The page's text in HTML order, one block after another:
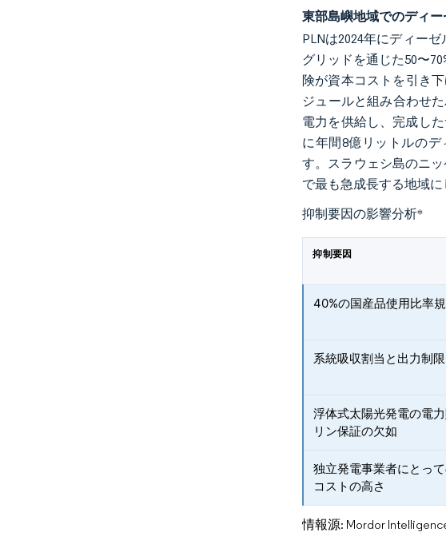
東部島嶼地域でのディ
PLNは2024年にディー
グリッドを通じた50〜
険が資本コストを引き
ジュールと組み合わせ
電力を供給し、完成し
に年間8億リットルの
す。スラウェシ島のニ
で最も急成長する地域に
抑制要因の影響分析*
抑制要因
40%の国産品使用比率
系統吸収割当と出力制
浮体式太陽光発電の電
リン保証の欠如
独立発電事業者にとっ
コストの高さ
情報源: Mordor